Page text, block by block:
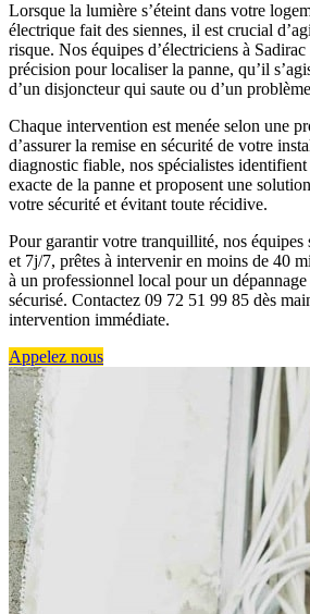
Lorsque la lumière s’éteint dans votre
électrique fait des siennes, il est crucial
risque. Nos équipes d’électriciens à
précision pour localiser la panne, qu’il
d’un disjoncteur qui saute ou d’un
Chaque intervention est menée selon une
d’assurer la remise en sécurité de votre
diagnostic fiable, nos spécialistes
exacte de la panne et proposent une
votre sécurité et évitant toute récidive.
Pour garantir votre tranquillité, nos
et 7j/7, prêtes à intervenir en moins de 40
à un professionnel local pour un
sécurisé. Contactez 09 72 51 99 85 dès
intervention immédiate.
Appelez nous